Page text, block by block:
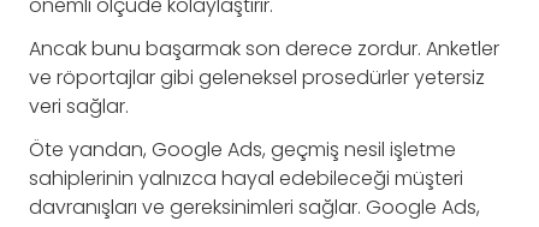
Ancak bunu başarmak son derece zordur. Anketler
ve röportajlar gibi geleneksel prosedürler yetersiz
veri sağlar.
Öte yandan, Google Ads, geçmiş nesil işletme
sahiplerinin yalnızca hayal edebileceği müşteri
davranışları ve gereksinimleri sağlar. Google Ads,